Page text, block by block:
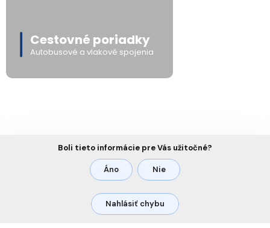
Cestovné poriadky
Autobusové a vlakové spojenia
Boli tieto informácie pre Vás užitočné?
Áno Nie
Nahlásiť chybu